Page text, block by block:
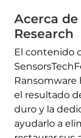
Acerca de
Research
El contenido
el resultado
duro y la
ayudarlo a